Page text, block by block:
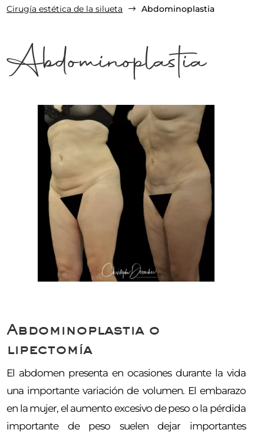
Cirugía estética de la silueta $ Abdominoplastia
Abdominoplastia
Abdominoplastia o
lipectomía
El abdomen presenta en ocasiones durante la vida
una importante variación de volumen. El embarazo
en la mujer, el aumento excesivo de peso o la pérdida
importante de peso suelen dejar importantes